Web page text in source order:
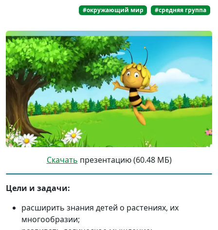
#окружающий мир #средняя группа
Скачать презентацию (60.48 МБ)
Цели и задачи:
расширить знания детей о растениях, их
многообразии;